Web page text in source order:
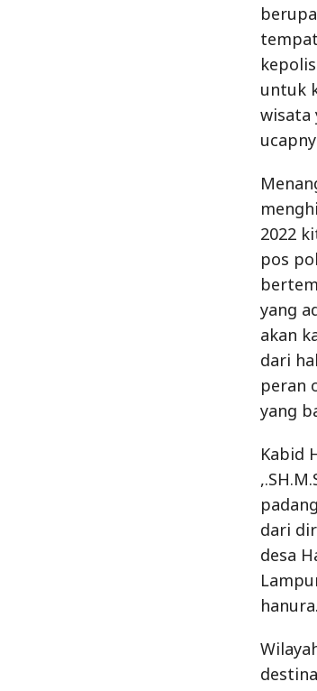
untuk
wisata
2022
pos
yang
akan
dari
peran
yang
Kabid
dari
desa
hanura.